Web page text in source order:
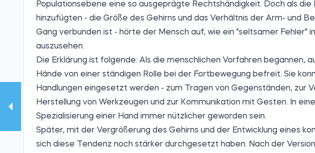
Populationsebene eine so ausgeprägte Rechtshändigkeit. Doch als
hinzufügten - die Größe des Gehirns und das Verhältnis der Arm- und
Gang verbunden ist - hörte der Mensch auf, wie ein "seltsamer Fehler"
auszusehen.
Die Erklärung ist folgende: Als die menschlichen Vorfahren begannen,
Hände von einer ständigen Rolle bei der Fortbewegung befreit. Sie
Handlungen eingesetzt werden - zum Tragen von Gegenständen, zur
Herstellung von Werkzeugen und zur Kommunikation mit Gesten. In
Spezialisierung einer Hand immer nützlicher geworden sein.
Später, mit der Vergrößerung des Gehirns und der Entwicklung eines
sich diese Tendenz noch stärker durchgesetzt haben. Nach der